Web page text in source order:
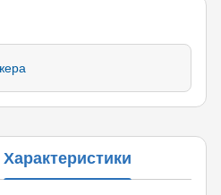
Характеристики